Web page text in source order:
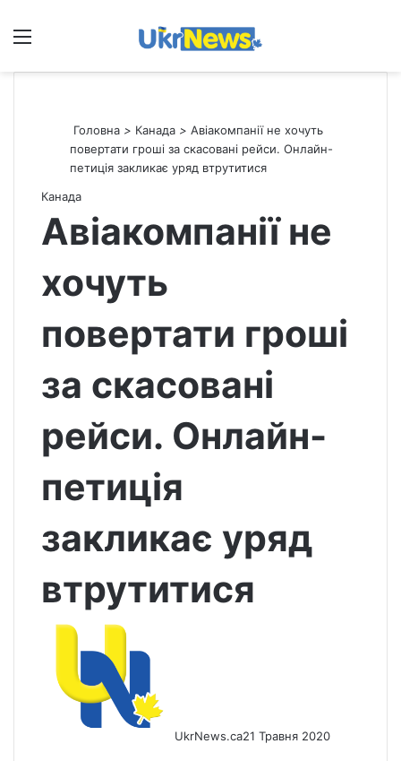
Меню
Головна > Канада > Авіакомпанії не хочуть
повертати гроші за скасовані рейси. Онлайн-
петиція закликає уряд втрутитися
Канада
Авіакомпанії не
хочуть
повертати гроші
за скасовані
рейси. Онлайн-
петиція
закликає уряд
втрутитися
UkrNews.ca21 Травня 2020